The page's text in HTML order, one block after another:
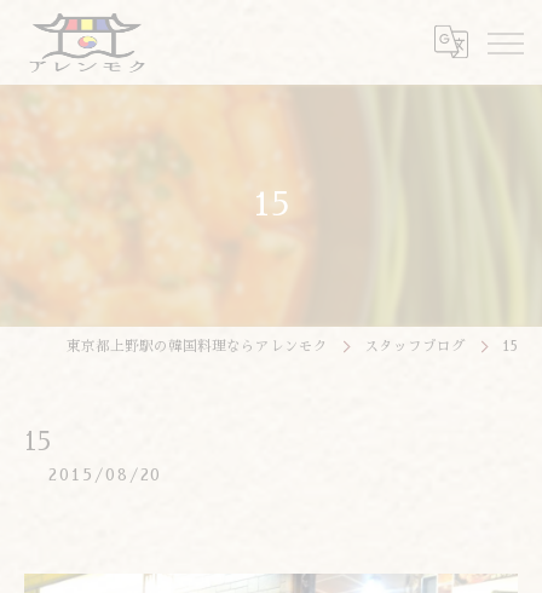
15
東京都上野駅の韓国料理ならアレンモク スタッフブログ 15
15
2015/08/20